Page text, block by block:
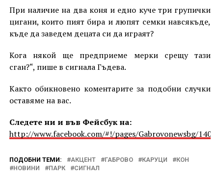
При наличие на два коня и едно куче три групички
цигани, които пият бира и люпят семки навсякъде,
къде да заведем децата си да играят?
Кога някой ще предприеме мерки срещу тази
сган?“, пише в сигнала Гъдева.
Както обикновено коментарите за подобни случки
оставяме на вас.
Следете ни и във Фейсбук на:
http://www.facebook.com/#!/pages/Gabrovonewsbg/
ПОДОБНИ ТЕМИ: АКЦЕНТ ГАБРОВО КАРУЦИ
КОН
НОВИНИ
ПАРК СИГНАЛ